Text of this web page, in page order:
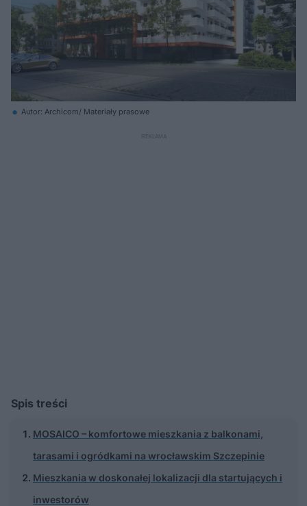
Autor: Archicom/ Materiały prasowe
Spis treści
MOSAICO – komfortowe mieszkania z balkonami,
tarasami i ogródkami na wrocławskim Szczepinie
Mieszkania w doskonałej lokalizacji dla startujących i
inwestorów